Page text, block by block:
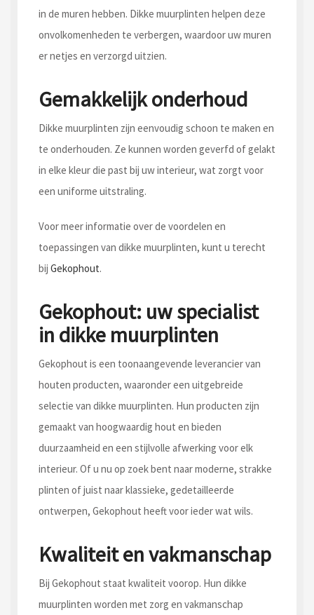
in de muren hebben. Dikke muurplinten helpen deze
onvolkomenheden te verbergen, waardoor uw muren
er netjes en verzorgd uitzien.
Gemakkelijk onderhoud
Dikke muurplinten zijn eenvoudig schoon te maken en
te onderhouden. Ze kunnen worden geverfd of gelakt
in elke kleur die past bij uw interieur, wat zorgt voor
een uniforme uitstraling.
Voor meer informatie over de voordelen en
toepassingen van dikke muurplinten, kunt u terecht
bij Gekophout.
Gekophout: uw specialist
in dikke muurplinten
Gekophout is een toonaangevende leverancier van
houten producten, waaronder een uitgebreide
selectie van dikke muurplinten. Hun producten zijn
gemaakt van hoogwaardig hout en bieden
duurzaamheid en een stijlvolle afwerking voor elk
interieur. Of u nu op zoek bent naar moderne, strakke
plinten of juist naar klassieke, gedetailleerde
ontwerpen, Gekophout heeft voor ieder wat wils.
Kwaliteit en vakmanschap
Bij Gekophout staat kwaliteit voorop. Hun dikke
muurplinten worden met zorg en vakmanschap